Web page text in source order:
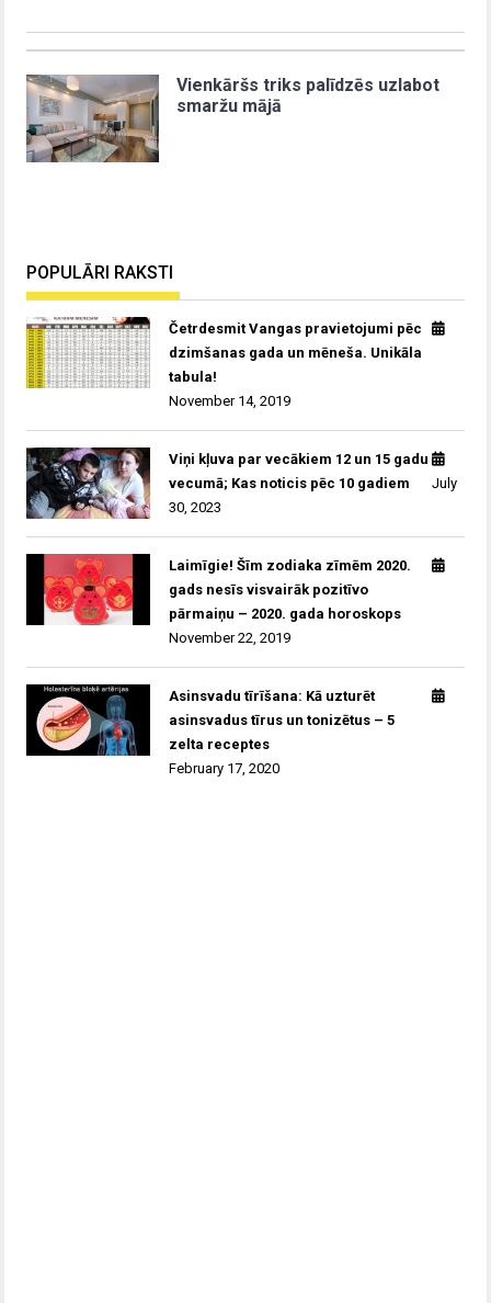
Vienkāršs triks palīdzēs uzlabot
smaržu mājā
POPULĀRI RAKSTI
Četrdesmit Vangas pravietojumi pēc
dzimšanas gada un mēneša. Unikāla
tabula!
November 14, 2019
Viņi kļuva par vecākiem 12 un 15 gadu
vecumā; Kas noticis pēc 10 gadiem
July
30, 2023
Laimīgie! Šīm zodiaka zīmēm 2020.
gads nesīs visvairāk pozitīvo
pārmaiņu – 2020. gada horoskops
November 22, 2019
Asinsvadu tīrīšana: Kā uzturēt
asinsvadus tīrus un tonizētus – 5
zelta receptes
February 17, 2020